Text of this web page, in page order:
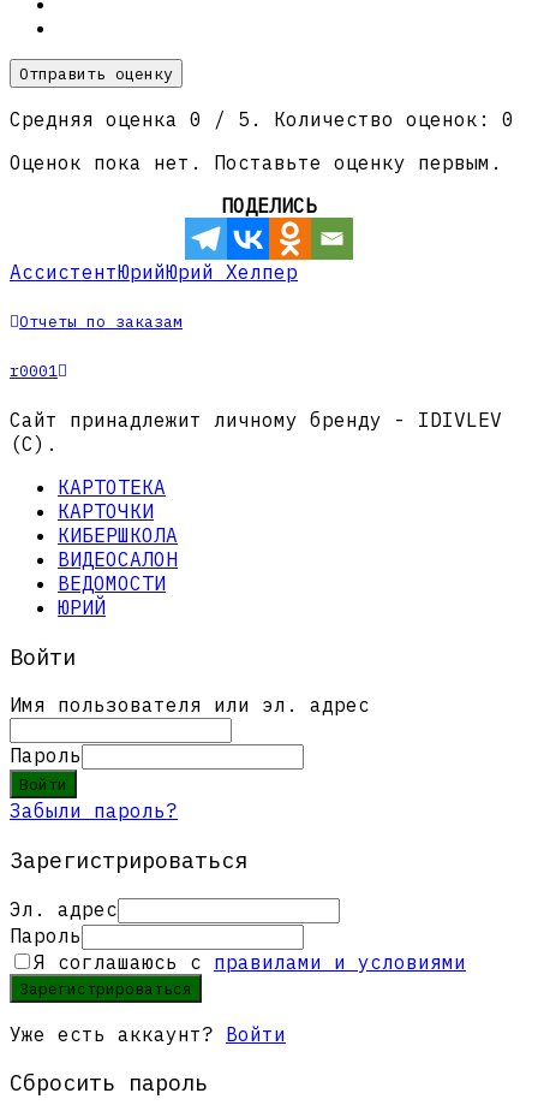
Отправить оценку
Средняя оценка 0 / 5. Количество оценок: 0
Оценок пока нет. Поставьте оценку первым.
ПОДЕЛИСЬ
АссистентЮрийЮрий Хелпер
Отчеты по заказам
r0001
Сайт принадлежит личному бренду - IDIVLEV
(C).
КАРТОТЕКА
КАРТОЧКИ
КИБЕРШКОЛА
ВИДЕОСАЛОН
ВЕДОМОСТИ
ЮРИЙ
Войти
Имя пользователя или эл. адрес
Пароль
Войти
Забыли пароль?
Зарегистрироваться
Эл. адрес
Пароль
Я соглашаюсь с правилами и условиями
Зарегистрироваться
Уже есть аккаунт? Войти
Сбросить пароль